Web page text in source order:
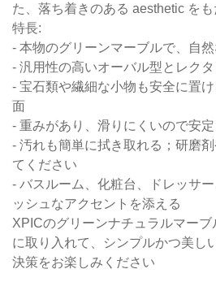
た、落ち着きのある aesthetic をも
特長:
- 本物のグリーンマーブルで、自
- 汎用性の高いオーバル型とレク
- 宝石類や繊細な小物も安全に置
面
- 重みがあり、滑りにくいので安
- 汚れも簡単に拭き取れる；研磨
てください
- バスルーム、化粧台、ドレッサ
ッシュなアクセントを添える
XPICのグリーンナチュラルマー
に取り入れて、シンプルかつ美し
決策をお楽しみください